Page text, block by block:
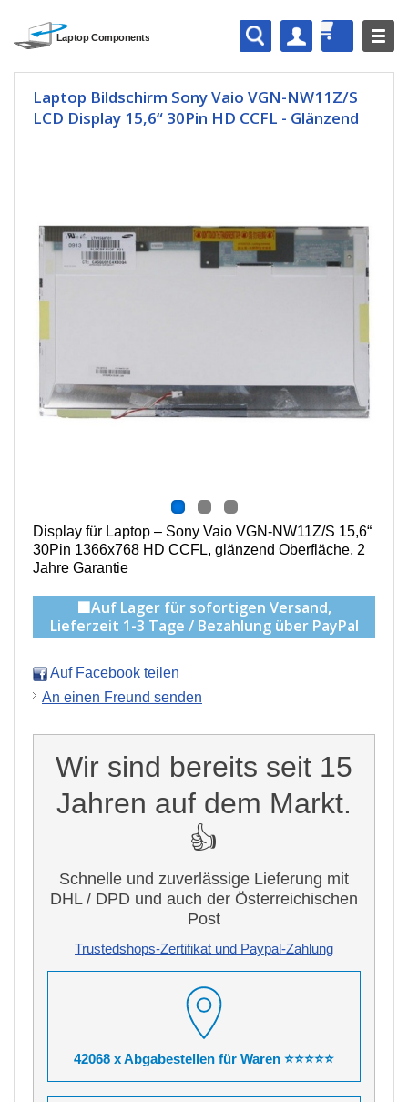
Laptop Bildschirm Sony Vaio VGN-NW11Z/S
LCD Display 15,6“ 30Pin HD CCFL - Glänzend
Display für Laptop – Sony Vaio VGN-NW11Z/S 15,6“
30Pin 1366x768 HD CCFL, g länzend Oberfläche, 2
Jahre Garantie
🟩Auf Lager für sofortigen Versand,
Lieferzeit 1-3 Tage / Bezahlung über PayPal
Auf Facebook teilen
An einen Freund senden
Wir sind bereits seit 15
Jahren auf dem Markt.
👍
Schnelle und zuverlässige Lieferung mit
DHL / DPD und auch der Österreichischen
Post
Trustedshops-Zertifikat und Paypal-Zahlung
42068 x Abgabestellen für Waren ⭐⭐⭐⭐⭐